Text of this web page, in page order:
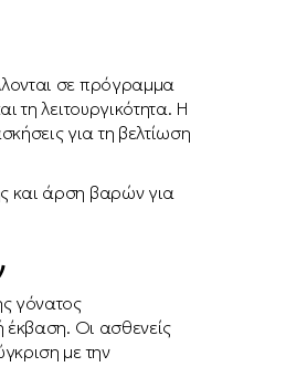
σε πρόγραμμα
τη λειτουργικότητα. Η
για τη βελτίωση
και άρση βαρών για
γόνατος
έκβαση. Οι ασθενείς
με την